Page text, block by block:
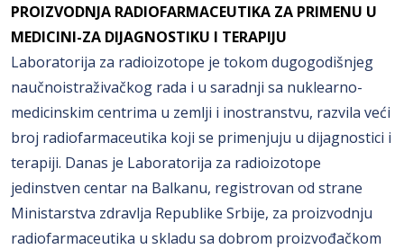
PROIZVODNJA RADIOFARMACEUTIKA ZA PRIMENU U
MEDICINI-ZA DIJAGNOSTIKU I TERAPIJU
Laboratorija za radioizotope je tokom dugogodišnjeg
naučnoistraživačkog rada i u saradnji sa nuklearno-
medicinskim centrima u zemlji i inostranstvu, razvila veći
broj radiofarmaceutika koji se primenjuju u dijagnostici i
terapiji. Danas je Laboratorija za radioizotope
jedinstven centar na Balkanu, registrovan od strane
Ministarstva zdravlja Republike Srbije, za proizvodnju
radiofarmaceutika u skladu sa dobrom proizvođačkom